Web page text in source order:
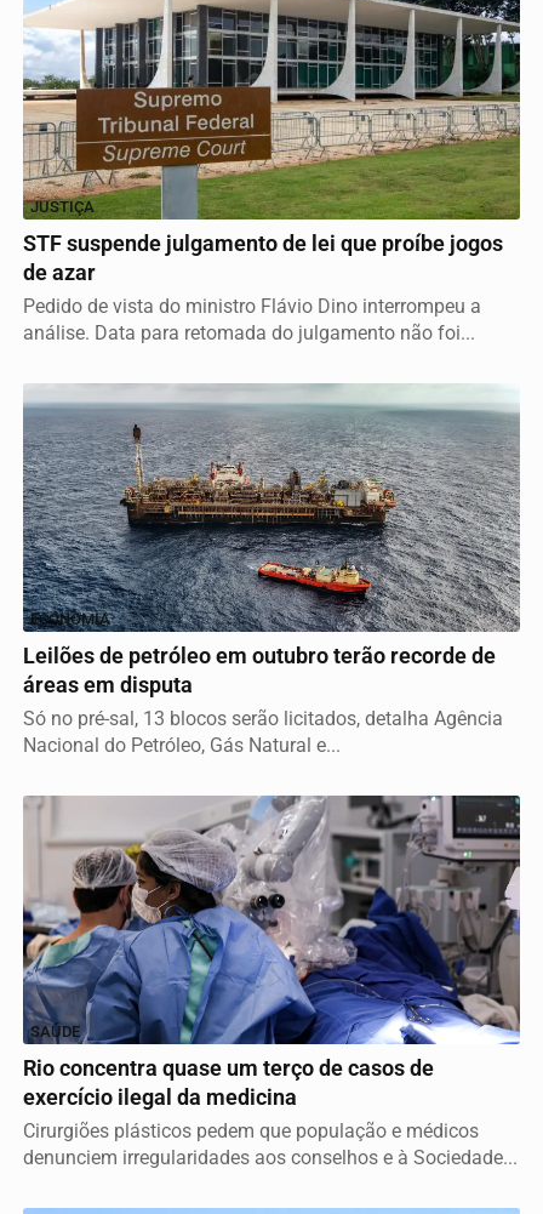
JUSTIÇA
STF suspende julgamento de lei que proíbe jogos
de azar
Pedido de vista do ministro Flávio Dino interrompeu a
análise. Data para retomada do julgamento não foi...
ECONOMIA
Leilões de petróleo em outubro terão recorde de
áreas em disputa
Só no pré-sal, 13 blocos serão licitados, detalha Agência
Nacional do Petróleo, Gás Natural e...
SAÚDE
Rio concentra quase um terço de casos de
exercício ilegal da medicina
Cirurgiões plásticos pedem que população e médicos
denunciem irregularidades aos conselhos e à Sociedade...